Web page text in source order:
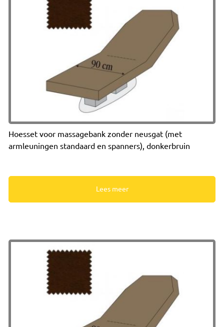
Hoesset voor massagebank zonder neusgat (met
armleuningen standaard en spanners), donkerbruin
Lees meer